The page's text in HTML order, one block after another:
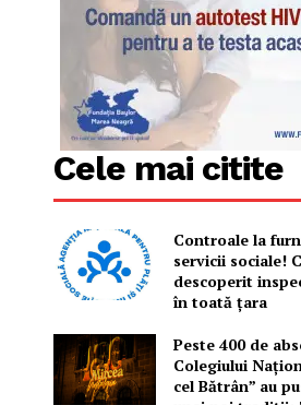
Cele mai citite
Controale la
servicii sociale!
descoperit
în toată țara
Peste 400 de
Colegiului
cel Bătrân” au